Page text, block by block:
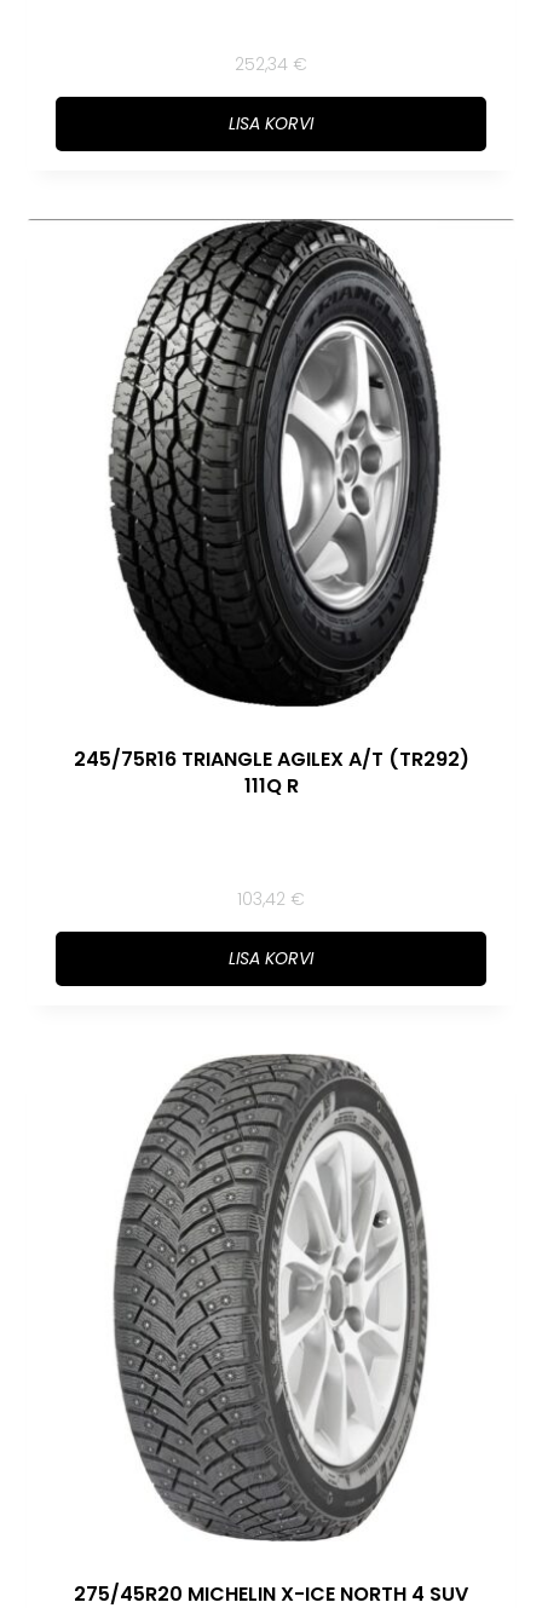
252,34 €
LISA KORVI
245/75R16 TRIANGLE AGILEX A/T (TR292)
111Q R
103,42 €
LISA KORVI
275/45R20 MICHELIN X-ICE NORTH 4 SUV